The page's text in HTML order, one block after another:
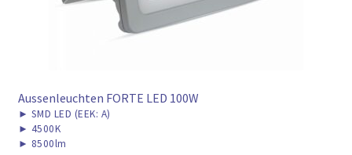
Aussenleuchten FORTE LED 100W
► SMD LED (EEK: A)
► 4500K
► 8500lm